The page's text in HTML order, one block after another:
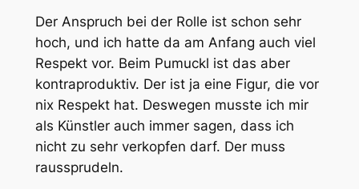
Der Anspruch bei der Rolle ist schon sehr
hoch, und ich hatte da am Anfang auch viel
Respekt vor. Beim Pumuckl ist das aber
kontraproduktiv. Der ist ja eine Figur, die vor
nix Respekt hat. Deswegen musste ich mir
als Künstler auch immer sagen, dass ich
nicht zu sehr verkopfen darf. Der muss
raussprudeln.